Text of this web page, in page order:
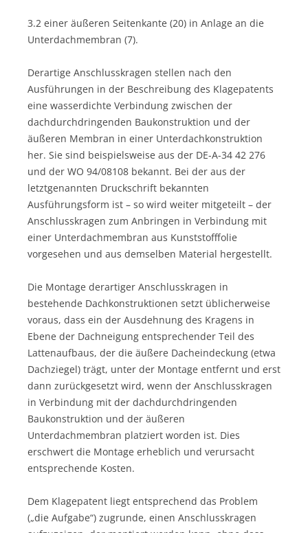
3.2 einer äußeren Seitenkante (20) in Anlage an die
Unterdachmembran (7).
Derartige Anschlusskragen stellen nach den
Ausführungen in der Beschreibung des Klagepatents
eine wasserdichte Verbindung zwischen der
dachdurchdringenden Baukonstruktion und der
äußeren Membran in einer Unterdachkonstruktion
her. Sie sind beispielsweise aus der DE-A-34 42 276
und der WO 94/08108 bekannt. Bei der aus der
letztgenannten Druckschrift bekannten
Ausführungsform ist – so wird weiter mitgeteilt – der
Anschlusskragen zum Anbringen in Verbindung mit
einer Unterdachmembran aus Kunststofffolie
vorgesehen und aus demselben Material hergestellt.
Die Montage derartiger Anschlusskragen in
bestehende Dachkonstruktionen setzt üblicherweise
voraus, dass ein der Ausdehnung des Kragens in
Ebene der Dachneigung entsprechender Teil des
Lattenaufbaus, der die äußere Dacheindeckung (etwa
Dachziegel) trägt, unter der Montage entfernt und erst
dann zurückgesetzt wird, wenn der Anschlusskragen
in Verbindung mit der dachdurchdringenden
Baukonstruktion und der äußeren
Unterdachmembran platziert worden ist. Dies
erschwert die Montage erheblich und verursacht
entsprechende Kosten.
Dem Klagepatent liegt entsprechend das Problem
(„die Aufgabe“) zugrunde, einen Anschlusskragen